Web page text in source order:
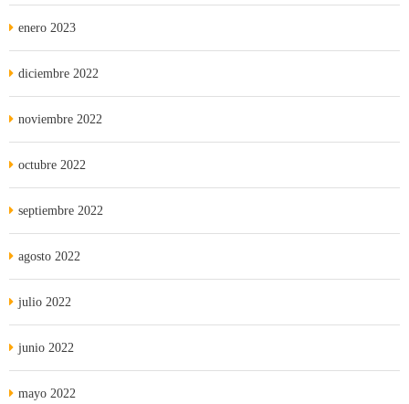
enero 2023
diciembre 2022
noviembre 2022
octubre 2022
septiembre 2022
agosto 2022
julio 2022
junio 2022
mayo 2022